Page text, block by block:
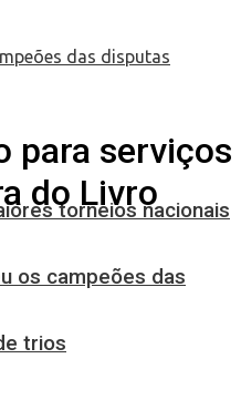
torneios nacionais
os campeões das
trios
para serviços
do Livro